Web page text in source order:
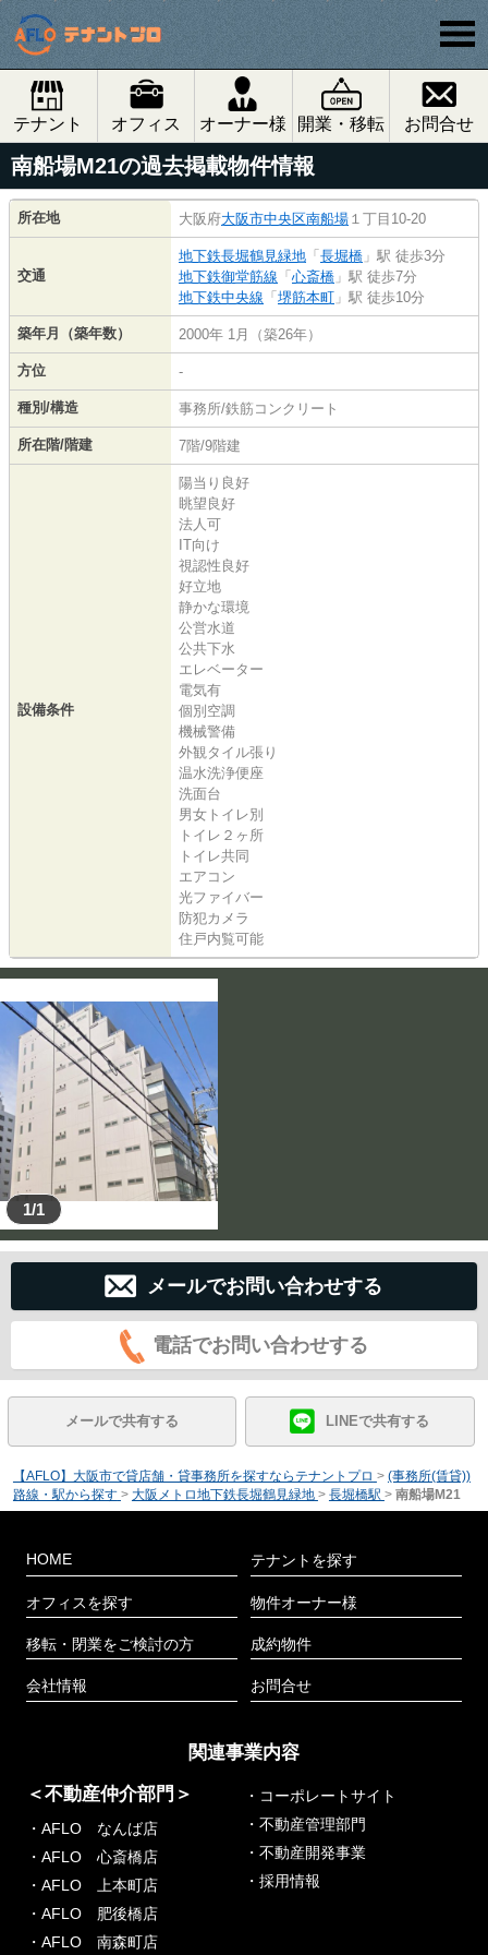
テナント オフィス オーナー様 開業・移転 お問合せ
南船場M21の過去掲載物件情報
所在地 大阪府大阪市中央区南船場 １丁目10-20
交通
地下鉄長堀鶴見緑地 「長堀橋 」駅 徒歩3分
地下鉄御堂筋線 「心斎橋 」駅 徒歩7分
地下鉄中央線 「堺筋本町 」駅 徒歩10分
築年月（築年数） 2000年 1月（築26年）
方位 -
種別/構造 事務所/鉄筋コンクリート
所在階/階建 7階/9階建
設備条件
陽当り良好
眺望良好
法人可
IT向け
視認性良好
好立地
静かな環境
公営水道
公共下水
エレベーター
電気有
個別空調
機械警備
外観タイル張り
温水洗浄便座
洗面台
男女トイレ別
トイレ２ヶ所
トイレ共同
エアコン
光ファイバー
防犯カメラ
住戸内覧可能
1/1
メールでお問い合わせする
電話でお問い合わせする
メールで共有する LINEで共有する
【AFLO】大阪市で貸店舗・貸事務所を探すならテナントプロ > (事務所(賃貸))
路線・駅から探す > 大阪メトロ地下鉄長堀鶴見緑地 > 長堀橋駅 > 南船場M21
HOME
オフィスを探す
移転・閉業をご検討の方
会社情報
テナントを探す
物件オーナー様
成約物件
お問合せ
関連事業内容
＜不動産仲介部門＞
・AFLO なんば店
・AFLO 心斎橋店
・AFLO 上本町店
・AFLO 肥後橋店
・AFLO 南森町店
・コーポレートサイト
・不動産管理部門
・不動産開発事業
・採用情報